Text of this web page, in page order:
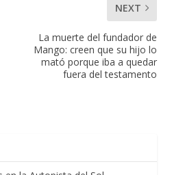
NEXT
La muerte del fundador de
Mango: creen que su hijo lo
mató porque iba a quedar
fuera del testamento